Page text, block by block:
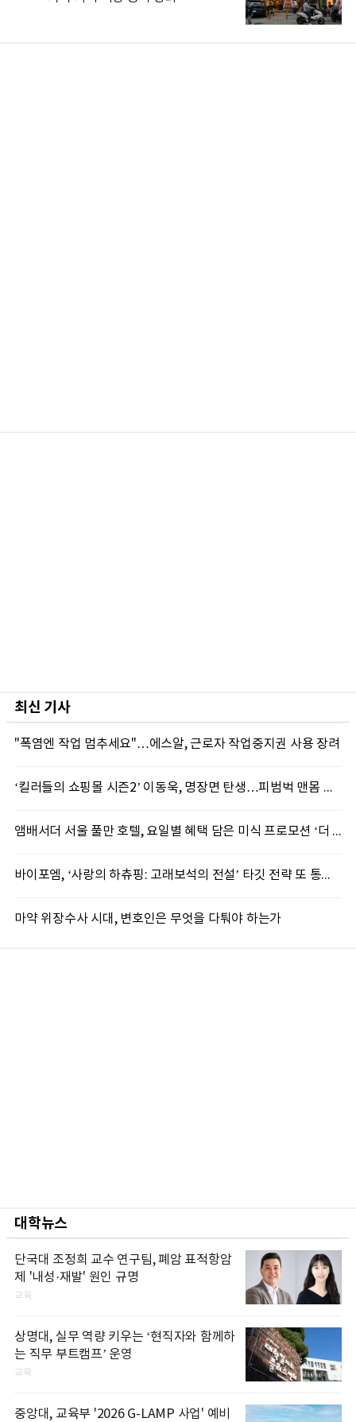
최신 기사
"폭염엔 작업 멈추세요"…에스알, 근로자 작업중지권 사용 장려
‘킬러들의 쇼핑몰 시즌2’ 이동욱, 명장면 탄생…피범벅 맨몸 액션 ‘감탄’
앰배서더 서울 풀만 호텔, 요일별 혜택 담은 미식 프로모션 ‘더 킹스 : 다이닝 프리빌리지즈’ 선봬
바이포엠, ‘사랑의 하츄핑: 고래보석의 전설’ 타깃 전략 또 통했다
마약 위장수사 시대, 변호인은 무엇을 다퉈야 하는가
대학뉴스
단국대 조정희 교수 연구팀, 폐암 표적항암
제 '내성·재발' 원인 규명
교육
상명대, 실무 역량 키우는 ‘현직자와 함께하
는 직무 부트캠프’ 운영
교육
중앙대, 교육부 '2026 G-LAMP 사업' 예비